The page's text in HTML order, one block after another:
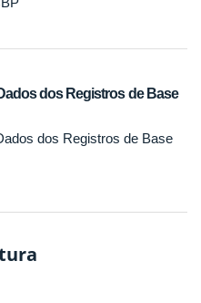
dos Registros de Base
dos Registros de Base